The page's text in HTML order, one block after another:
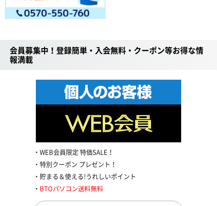
会員募集中！登録簡単・入会無料・クーポン等お得な情
報満載
WEB会員限定 特価SALE！
特別クーポン プレゼント！
貯まる＆使える!うれしいポイント
BTOパソコン送料無料